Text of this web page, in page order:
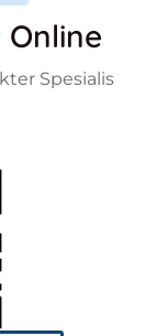
Spesialis